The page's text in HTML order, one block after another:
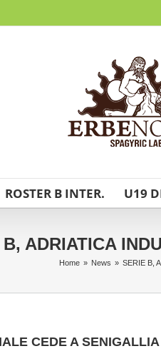
ROSTER B INTER. U19
ADRIATICA
Home » News » SERIE B,
CEDE A